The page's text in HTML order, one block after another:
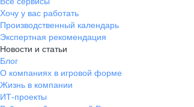
Хочу у вас работать
Производственный календарь
Экспертная рекомендация
Новости и статьи
Блог
О компаниях в игровой форме
Жизнь в компании
ИТ-проекты